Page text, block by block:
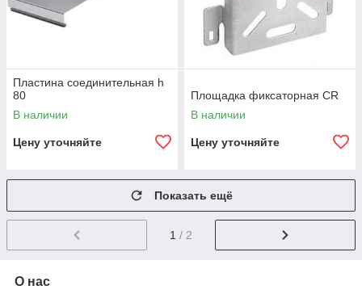
Пластина соединительная h
80
В наличии
Цену уточняйте
Площадка фиксаторная CR
В наличии
Цену уточняйте
Показать ещё
1 / 2
О нас